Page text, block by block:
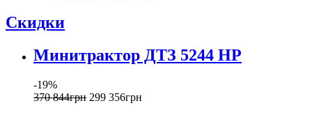
Скидки
Минитрактор ДТЗ 5244 HP
-19%
370 844грн 299 356грн